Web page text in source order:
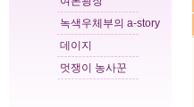
녹색우체부의 a-story
데이지
멋쟁이 농사꾼